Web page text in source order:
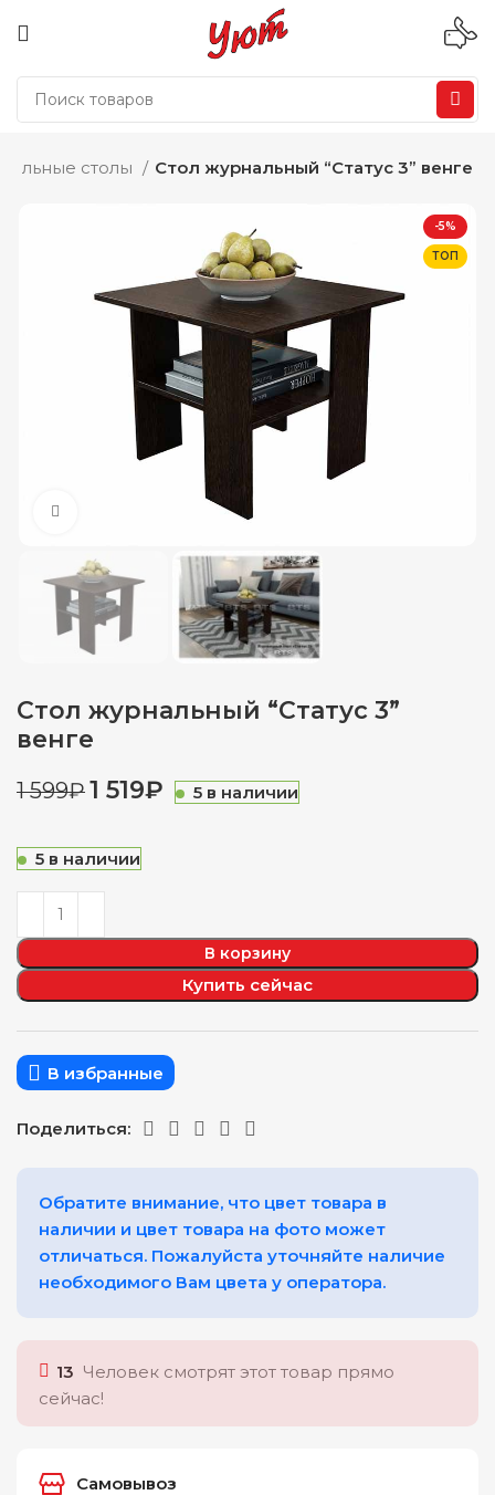
столы Стол журнальный “Статус 3” венге
-5%
ТОП
Нажмите, чтобы увеличить
Стол журнальный “Статус 3”
венге
1 599₽1 519₽ 5 в наличии
5 в наличии
В корзину
Купить сейчас
В избранные
Поделиться:
Обратите внимание, что цвет товара в
наличии и цвет товара на фото может
отличаться. Пожалуйста уточняйте наличие
необходимого Вам цвета у оператора.
13 Человек смотрят этот товар прямо
сейчас!
Самовывоз